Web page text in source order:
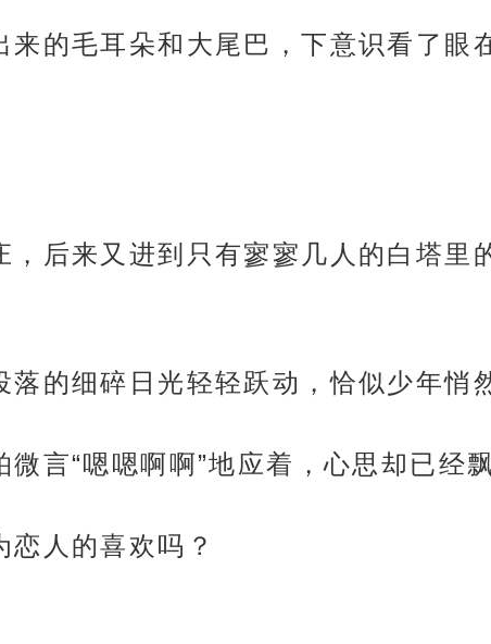
的毛耳朵和大尾巴，下意识看了眼
，后来又进到只有寥寥几人的白塔里
的细碎日光轻轻跃动，恰似少年悄
言“嗯嗯啊啊”地应着，心思却已经飘
人的喜欢吗？